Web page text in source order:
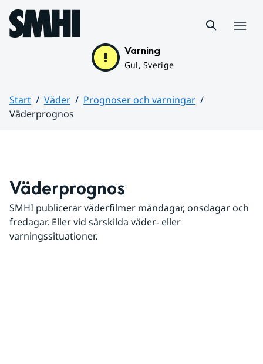
Hoppa till sidans innehåll
Varning
Gul, Sverige
Start Väder
Prognoser och varningar
Väderprognos
Väderprognos
SMHI publicerar väderfilmer måndagar, onsdagar och
fredagar. Eller vid särskilda väder- eller
varningssituationer.